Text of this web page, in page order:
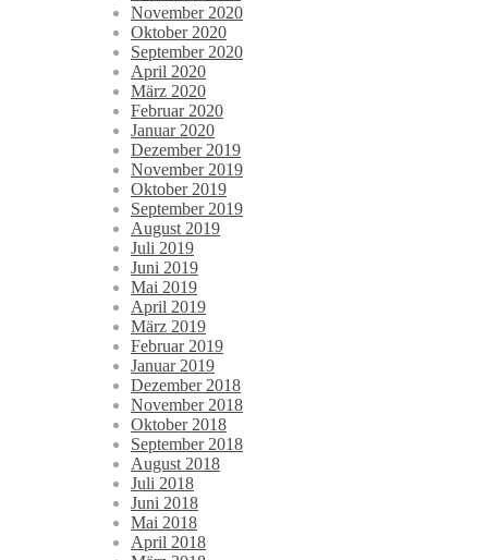
November 2020
Oktober 2020
September 2020
April 2020
März 2020
Februar 2020
Januar 2020
Dezember 2019
November 2019
Oktober 2019
September 2019
August 2019
Juli 2019
Juni 2019
Mai 2019
April 2019
März 2019
Februar 2019
Januar 2019
Dezember 2018
November 2018
Oktober 2018
September 2018
August 2018
Juli 2018
Juni 2018
Mai 2018
April 2018